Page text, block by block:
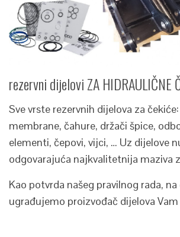
rezervni dijelovi ZA HIDRAULIČNE
Sve vrste rezervnih dijelova za
membrane, čahure, držači špice,
elementi, čepovi, vijci, … Uz dijelove
odgovarajuća najkvalitetnija maziva
Kao potvrda našeg pravilnog rada,
ugrađujemo proizvođač dijelova